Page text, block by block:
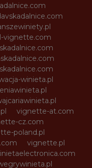
vignette.com
winieta.pl
vignette-at.com
cz.com
poland.pl
vignette.pl